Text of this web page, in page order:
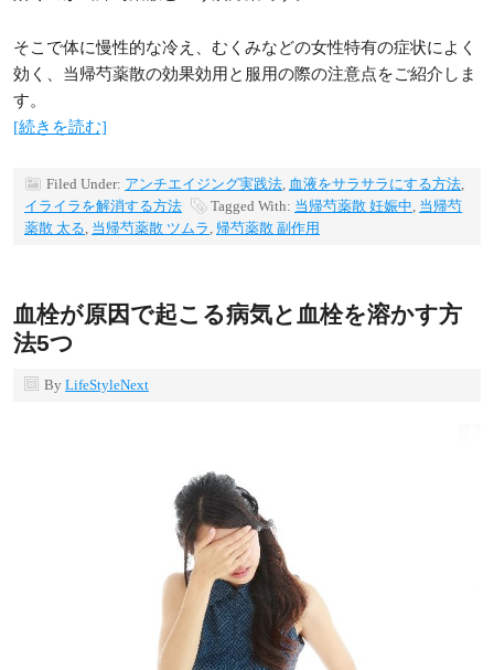
そこで体に慢性的な冷え、むくみなどの女性特有の症状によく
効く、当帰芍薬散の効果効用と服用の際の注意点をご紹介しま
す。
[続きを読む]
Filed Under: アンチエイジング実践法 血液をサラサラにする方法
イライラを解消する方法
Tagged With: 当帰芍薬散 妊娠中 当帰芍
薬散 太る 当帰芍薬散 ツムラ 帰芍薬散 副作用
血栓が原因で起こる病気と血栓を溶かす方
法5つ
By LifeStyleNext